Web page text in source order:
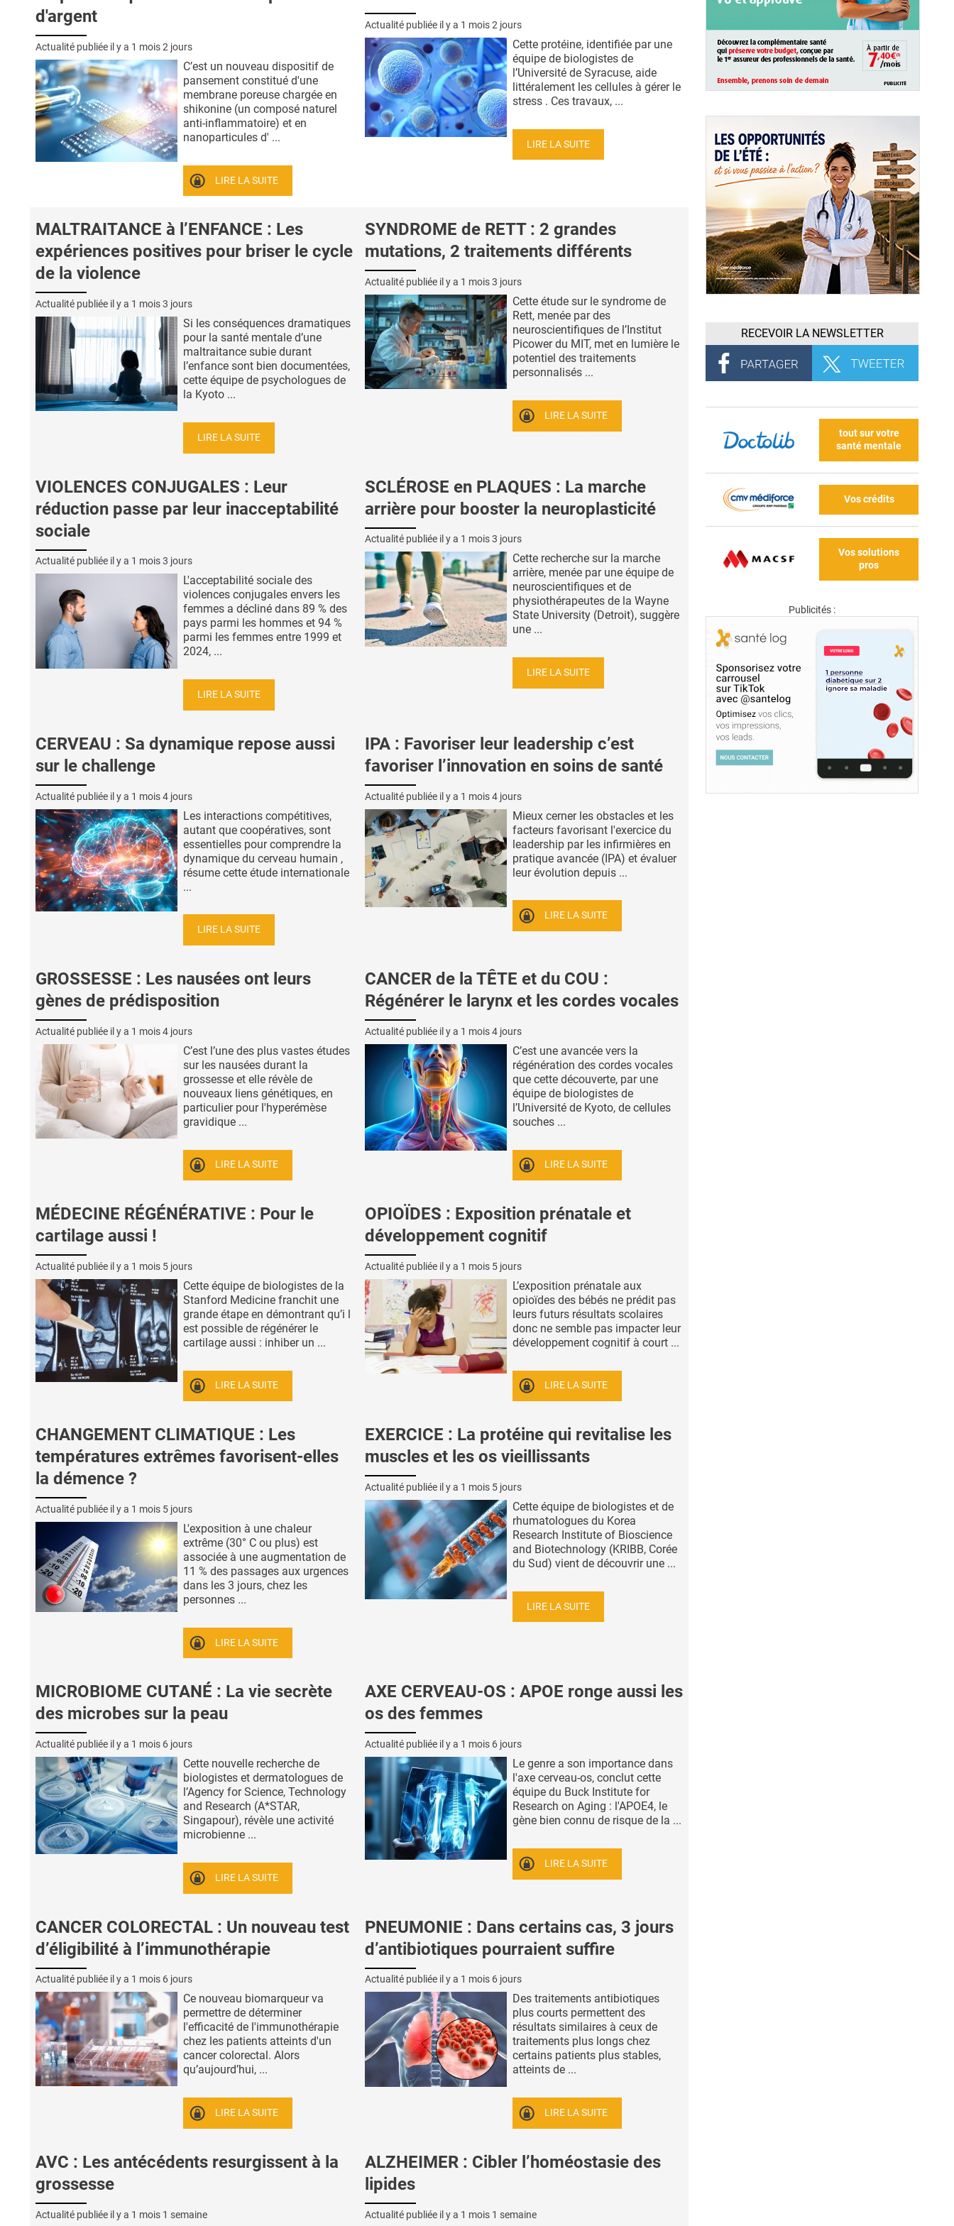
d'argent
Actualité publiée il y a 1 mois 2 jours
C’est un nouveau dispositif de
pansement constitué d'une
membrane poreuse chargée en
shikonine (un composé naturel
anti-inflammatoire) et en
nanoparticules d' ...
LIRE LA SUITE
Actualité publiée il y a 1 mois 2 jours
Cette protéine, identifiée par une
équipe de biologistes de
l’Université de Syracuse, aide
littéralement les cellules à gérer le
stress . Ces travaux, ...
LIRE LA SUITE
MALTRAITANCE à l’ENFANCE : Les
expériences positives pour briser le cycle
de la violence
Actualité publiée il y a 1 mois 3 jours
Si les conséquences dramatiques
pour la santé mentale d’une
maltraitance subie durant
l’enfance sont bien documentées,
cette équipe de psychologues de
la Kyoto ...
LIRE LA SUITE
SYNDROME de RETT : 2 grandes
mutations, 2 traitements différents
Actualité publiée il y a 1 mois 3 jours
Cette étude sur le syndrome de
Rett, menée par des
neuroscientifiques de l’Institut
Picower du MIT, met en lumière le
potentiel des traitements
personnalisés ...
LIRE LA SUITE
VIOLENCES CONJUGALES : Leur
réduction passe par leur inacceptabilité
sociale
Actualité publiée il y a 1 mois 3 jours
L'acceptabilité sociale des
violences conjugales envers les
femmes a décliné dans 89 % des
pays parmi les hommes et 94 %
parmi les femmes entre 1999 et
2024, ...
LIRE LA SUITE
SCLÉROSE en PLAQUES : La marche
arrière pour booster la neuroplasticité
Actualité publiée il y a 1 mois 3 jours
Cette recherche sur la marche
arrière, menée par une équipe de
neuroscientifiques et de
physiothérapeutes de la Wayne
State University (Detroit), suggère
une ...
LIRE LA SUITE
CERVEAU : Sa dynamique repose aussi
sur le challenge
Actualité publiée il y a 1 mois 4 jours
Les interactions compétitives,
autant que coopératives, sont
essentielles pour comprendre la
dynamique du cerveau humain ,
résume cette étude internationale
...
LIRE LA SUITE
IPA : Favoriser leur leadership c’est
favoriser l’innovation en soins de santé
Actualité publiée il y a 1 mois 4 jours
Mieux cerner les obstacles et les
facteurs favorisant l'exercice du
leadership par les infirmières en
pratique avancée (IPA) et évaluer
leur évolution depuis ...
LIRE LA SUITE
GROSSESSE : Les nausées ont leurs
gènes de prédisposition
Actualité publiée il y a 1 mois 4 jours
C’est l’une des plus vastes études
sur les nausées durant la
grossesse et elle révèle de
nouveaux liens génétiques, en
particulier pour l'hyperémèse
gravidique ...
LIRE LA SUITE
CANCER de la TÊTE et du COU :
Régénérer le larynx et les cordes vocales
Actualité publiée il y a 1 mois 4 jours
C’est une avancée vers la
régénération des cordes vocales
que cette découverte, par une
équipe de biologistes de
l’Université de Kyoto, de cellules
souches ...
LIRE LA SUITE
MÉDECINE RÉGÉNÉRATIVE : Pour le
cartilage aussi !
Actualité publiée il y a 1 mois 5 jours
Cette équipe de biologistes de la
Stanford Medicine franchit une
grande étape en démontrant qu’i l
est possible de régénérer le
cartilage aussi : inhiber un ...
LIRE LA SUITE
OPIOÏDES : Exposition prénatale et
développement cognitif
Actualité publiée il y a 1 mois 5 jours
L’exposition prénatale aux
opioïdes des bébés ne prédit pas
leurs futurs résultats scolaires
donc ne semble pas impacter leur
développement cognitif à court ...
LIRE LA SUITE
CHANGEMENT CLIMATIQUE : Les
températures extrêmes favorisent-elles
la démence ?
Actualité publiée il y a 1 mois 5 jours
L'exposition à une chaleur
extrême (30° C ou plus) est
associée à une augmentation de
11 % des passages aux urgences
dans les 3 jours, chez les
personnes ...
LIRE LA SUITE
EXERCICE : La protéine qui revitalise les
muscles et les os vieillissants
Actualité publiée il y a 1 mois 5 jours
Cette équipe de biologistes et de
rhumatologues du Korea
Research Institute of Bioscience
and Biotechnology (KRIBB, Corée
du Sud) vient de découvrir une ...
LIRE LA SUITE
MICROBIOME CUTANÉ : La vie secrète
des microbes sur la peau
Actualité publiée il y a 1 mois 6 jours
Cette nouvelle recherche de
biologistes et dermatologues de
l’Agency for Science, Technology
and Research (A*STAR,
Singapour), révèle une activité
microbienne ...
LIRE LA SUITE
AXE CERVEAU-OS : APOE ronge aussi les
os des femmes
Actualité publiée il y a 1 mois 6 jours
Le genre a son importance dans
l'axe cerveau-os, conclut cette
équipe du Buck Institute for
Research on Aging : l'APOE4, le
gène bien connu de risque de la ...
LIRE LA SUITE
CANCER COLORECTAL : Un nouveau test
d’éligibilité à l’immunothérapie
Actualité publiée il y a 1 mois 6 jours
Ce nouveau biomarqueur va
permettre de déterminer
l'efficacité de l'immunothérapie
chez les patients atteints d'un
cancer colorectal. Alors
qu’aujourd’hui, ...
LIRE LA SUITE
PNEUMONIE : Dans certains cas, 3 jours
d’antibiotiques pourraient suffire
Actualité publiée il y a 1 mois 6 jours
Des traitements antibiotiques
plus courts permettent des
résultats similaires à ceux de
traitements plus longs chez
certains patients plus stables,
atteints de ...
LIRE LA SUITE
AVC : Les antécédents resurgissent à la
grossesse
Actualité publiée il y a 1 mois 1 semaine
ALZHEIMER : Cibler l’homéostasie des
lipides
Actualité publiée il y a 1 mois 1 semaine
RECEVOIR LA NEWSLETTER
tout sur votre
santé mentale
Vos crédits
Vos solutions
pros
Publicités :